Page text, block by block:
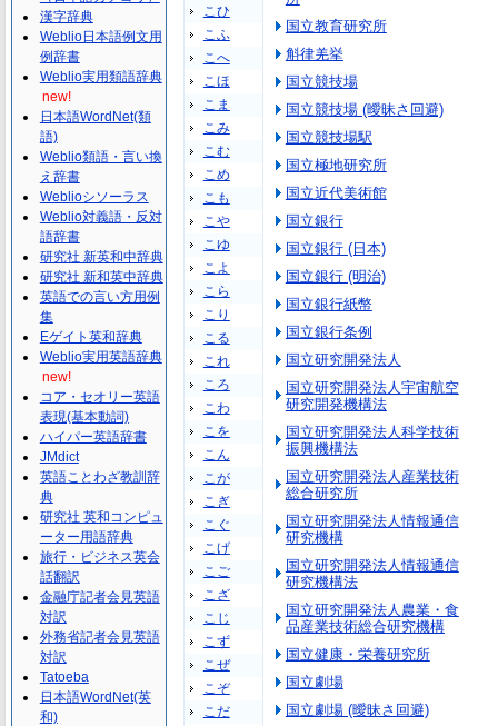
こひ
こふ
こへ
こほ
こま
こみ
こむ
こめ
こも
こや
こゆ
こよ
こら
こり
こる
これ
ころ
こわ
こを
こん
こが
こぎ
こぐ
こげ
こご
こざ
こじ
こず
こぜ
こぞ
こだ
国立教育研究所
斛律羌挙
国立競技場
国立競技場 (曖昧さ回避)
国立競技場駅
国立極地研究所
国立近代美術館
国立銀行
国立銀行 (日本)
国立銀行 (明治)
国立銀行紙幣
国立銀行条例
国立研究開発法人
国立研究開発法人宇宙航空
研究開発機構法
国立研究開発法人科学技術
振興機構法
国立研究開発法人産業技術
総合研究所
国立研究開発法人情報通信
研究機構
国立研究開発法人情報通信
研究機構法
国立研究開発法人農業・食
品産業技術総合研究機構
国立健康・栄養研究所
国立劇場
国立劇場 (曖昧さ回避)
漢字辞典
Weblio日本語例文用
例辞書
Weblio実用類語辞典
new!
日本語WordNet(類
語)
Weblio類語・言い換
え辞書
Weblioシソーラス
Weblio対義語・反対
語辞書
研究社 新英和中辞典
研究社 新和英中辞典
英語での言い方用例
集
Eゲイト英和辞典
Weblio実用英語辞典
new!
コア・セオリー英語
表現(基本動詞)
ハイパー英語辞書
JMdict
英語ことわざ教訓辞
典
研究社 英和コンピュ
ーター用語辞典
旅行・ビジネス英会
話翻訳
金融庁記者会見英語
対訳
外務省記者会見英語
対訳
Tatoeba
日本語WordNet(英
和)